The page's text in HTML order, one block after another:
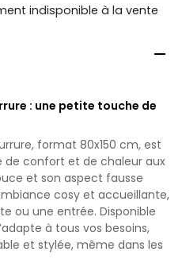
indisponible à la vente

: une petite touche de
format 80x150 cm, est
confort et de chaleur aux
et son aspect fausse
cosy et accueillante,
ou une entrée. Disponible
à tous vos besoins,
et stylée, même dans les